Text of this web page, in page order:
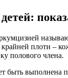
крайней плоти –
полового члена.
быть выполнена